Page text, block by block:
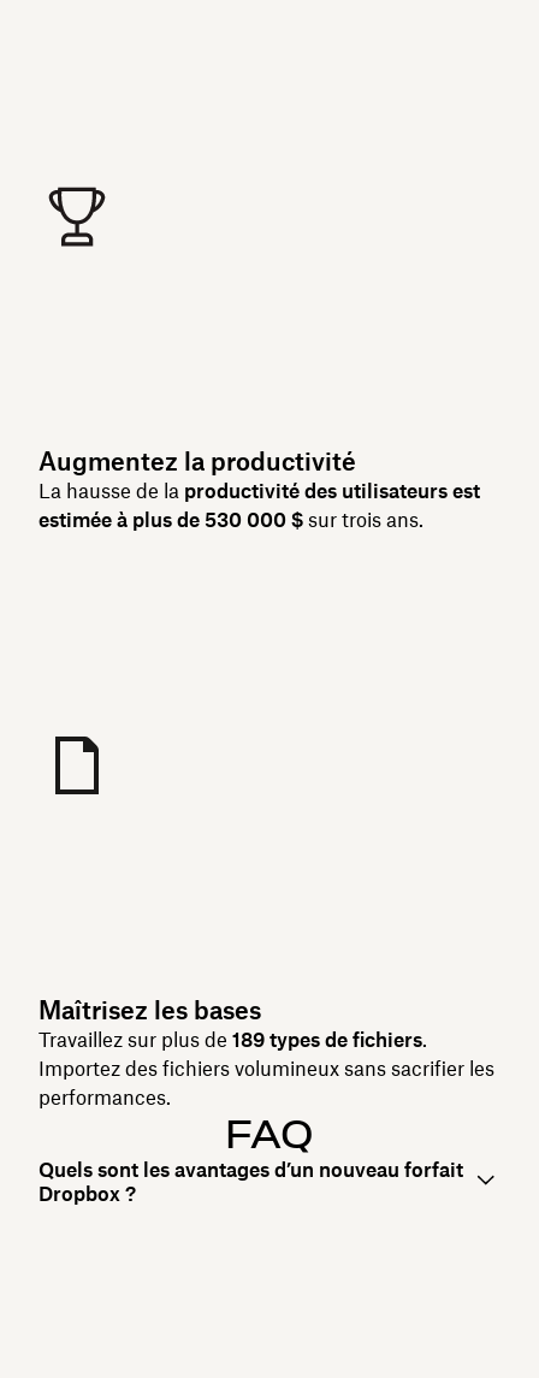
Augmentez la productivité
La hausse de la productivité des utilisateurs est
estimée à plus de 530 000 $ sur trois ans.
Maîtrisez les bases
Travaillez sur plus de 189 types de fichiers.
Importez des fichiers volumineux sans sacrifier les
performances.
FAQ
Quels sont les avantages d’un nouveau forfait
Dropbox ?